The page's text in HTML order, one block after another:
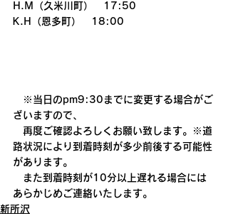
H.M（久米川町）　17:50
K.H（恩多町）　18:00
※当日のpm9:30までに変更する場合がご
ざいますので、
再度ご確認よろしくお願い致します。※道
路状況により到着時刻が多少前後する可能性
があります。
また到着時刻が10分以上遅れる場合には
あらかじめご連絡いたします。
新所沢